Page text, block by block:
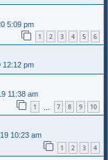
5:09 pm
1 2 3 4 5 6
12:12 pm
11:38 am
1 7 8 9 10
10:23 am
1 2 3 4